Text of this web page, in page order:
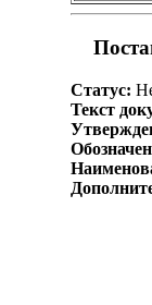
Статус:
Текст